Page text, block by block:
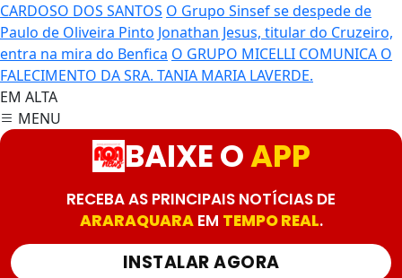
CARDOSO DOS SANTOS O Grupo Sinsef se despede de
Paulo de Oliveira Pinto Jonathan Jesus, titular do Cruzeiro,
entra na mira do Benfica O GRUPO MICELLI COMUNICA O
FALECIMENTO DA SRA. TANIA MARIA LAVERDE.
EM ALTA
MENU
BAIXE OAPP
RECEBA AS PRINCIPAIS NOTÍCIAS DE
ARARAQUARAEM TEMPO REAL.
INSTALAR AGORA